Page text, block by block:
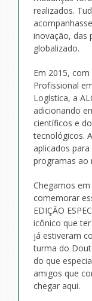
realizados.
inovação, das
globalizado.
Em 2015,
Profissional
Logística, a
adicionando
científicos e
tecnológicos.
aplicados
programas ao
Chegamos
comemorar
EDIÇÃO
icônico que
já estiveram
turma do
do que
amigos que
chegar aqui.